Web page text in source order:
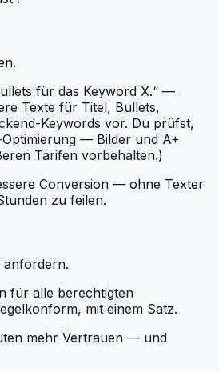
für das Keyword X.“ —
Texte für Titel, Bullets,
Keywords vor. Du prüfst,
— Bilder und A+
Tarifen vorbehalten.)
Conversion — ohne Texter
zu feilen.
anfordern.
für alle berechtigten
mit einem Satz.
mehr Vertrauen — und